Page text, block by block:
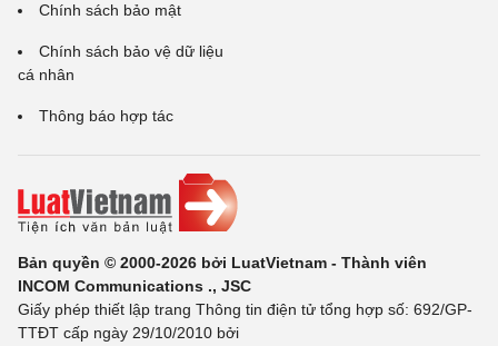
Chính sách bảo mật
Chính sách bảo vệ dữ liệu
cá nhân
Thông báo hợp tác
Bản quyền © 2000-2026 bởi LuatVietnam - Thành viên
INCOM Communications ., JSC
Giấy phép thiết lập trang Thông tin điện tử tổng hợp số: 692/GP-
TTĐT cấp ngày 29/10/2010 bởi